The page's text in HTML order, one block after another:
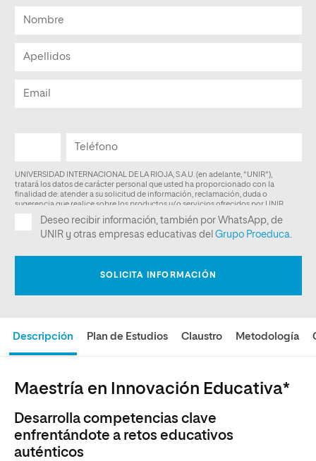
Descripción Plan de Estudios Claustro Metodología
Maestría en Innovación Educativa*
Desarrolla competencias clave
enfrentándote a retos educativos
auténticos